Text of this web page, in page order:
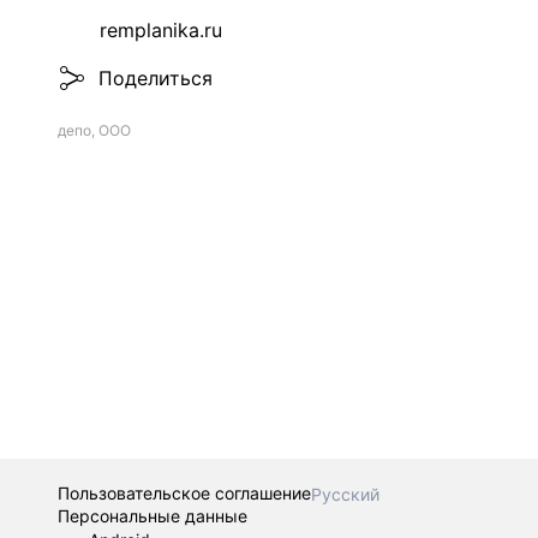
remplanika.ru
Поделиться
депо, ООО
Пользовательское соглашениеРусский
Персональные данные